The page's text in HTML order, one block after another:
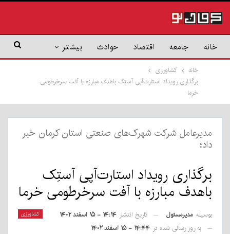
خانه جامعه اقتصاد حوادث بیشتر
خانه
کشاورزی
برگذاری رویداد استارت‌آپی آستِک باهدف مبارزه با آفت سرخرطومی
خرما
مدیرعامل شرکت شهرک‌های صنعتی استان کرمان خبر
داد؛
برگذاری رویداد استارت‌آپی آستِک
باهدف مبارزه با آفت سرخرطومی خرما
کشاورزی بوسیله مدیرمسئول تاریخ انتشار ۱۴:۱۴ - ۱۵ اسفند ۱۴۰۲
به روز رسانی شده در ۱۴:۴۴ - ۱۵ اسفند ۱۴۰۲